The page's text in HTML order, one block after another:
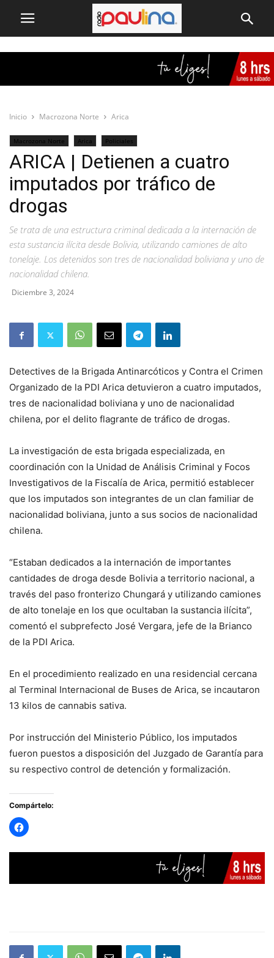
Inicio Macrozona Norte Arica
Macrozona Norte Arica Policiales
ARICA | Detienen a cuatro
imputados por tráfico de
drogas
Se trata de una estructura criminal dedicada a la internación de
esta sustancia ilícita desde Bolivia, utilizando camiones de alto
tonelaje. Los detenidos son tres de nacionalidad boliviana y uno de
nacionalidad chilena.
Diciembre 3, 2024
Detectives de la Brigada Antinarcóticos y Contra el Crimen
Organizado de la PDI Arica detuvieron a cuatro imputados,
tres de nacionalidad boliviana y uno de nacionalidad
chilena, por el delito flagrante de tráfico de drogas.
La investigación de esta brigada especializada, en
coordinación con la Unidad de Análisis Criminal y Focos
Investigativos de la Fiscalía de Arica, permitió establecer
que los imputados son integrantes de un clan familiar de
nacionalidad boliviana, junto a sus socios de nacionalidad
chilena.
“Estaban dedicados a la internación de importantes
cantidades de droga desde Bolivia a territorio nacional, a
través del paso fronterizo Chungará y utilizando camiones
de alto tonelaje en los que ocultaban la sustancia ilícita”,
comentó el subprefecto José Vergara, jefe de la Brianco
de la PDI Arica.
En el procedimiento realizado en una residencial cercana
al Terminal Internacional de Buses de Arica, se incautaron
13 kilos de cannabis sativa.
Por instrucción del Ministerio Público, los imputados
fueron puestos a disposición del Juzgado de Garantía para
su respectivo control de detención y formalización.
Compártelo: